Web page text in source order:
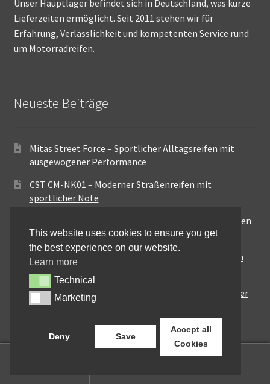
Unser Hauptlager befindet sich in Deutschland, was kurze
Lieferzeiten ermöglicht. Seit 2011 stehen wir für
Erfahrung, Verlässlichkeit und kompetenten Service rund
um Motorradreifen.
Neueste Beiträge
Mitas Street Force – Sportlicher Alltagsreifen mit
ausgewogener Performance
CST CM-NK01 – Moderner Straßenreifen mit
sportlicher Note
Maxxis MA-ST3 – Ausgewogener Sport-Touring-Reifen
für vielseitige Einsätze
Pirelli City Demon – Zuverlässigkeit für den urbanen
Alltag
Metzeler Perfect ME77 – Klassische Optik mit solider
Straßenperformance
This website uses cookies to ensure you get
the best experience on our website.
Learn more
TechnicalTechnical
MarketingMarketing
Deny Save
Accept all
Cookies